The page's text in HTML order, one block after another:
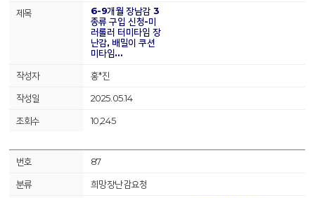
6-9개월 장남감 3
종류 구입 신청-미
러롤러 터미타임 장
난감, 배밀이 쿠션
미타임…
홍*진
2025.05.14
10,245
87
희망장난감요청